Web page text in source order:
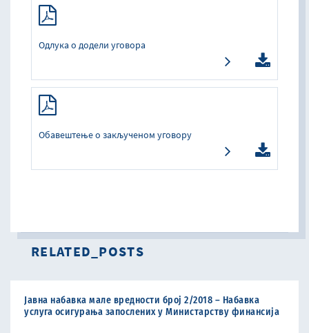
Одлука о додели уговора
Обавештење о закљученом уговору
RELATED_POSTS
Јавна набавка мале вредности број 2/2018 – Набавка
услуга осигурања запослених у Министарству финансија